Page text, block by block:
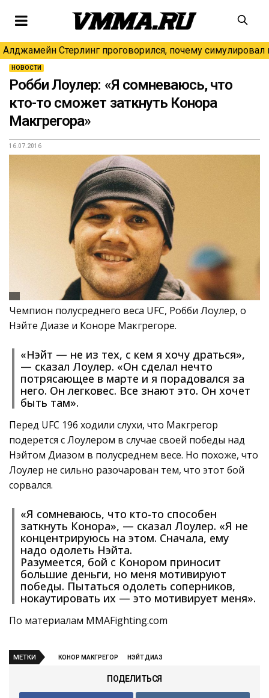
Алджамейн Стерлинг проговорился, почему симулировал
НОВОСТИ
Робби Лоулер: «Я сомневаюсь, что
кто-то сможет заткнуть Конора
Макгрегора»
16.07.2016
Чемпион полусреднего веса UFC, Робби Лоулер, о
Нэйте Диазе и Коноре Макгрегоре.
«Нэйт — не из тех, с кем я хочу драться»,
— сказал Лоулер. «Он сделал нечто
потрясающее в марте и я порадовался за
него. Он легковес. Все знают это. Он хочет
быть там».
Перед UFC 196 ходили слухи, что Макгрегор
подерется с Лоулером в случае своей победы над
Нэйтом Диазом в полусреднем весе. Но похоже, что
Лоулер не сильно разочарован тем, что этот бой
сорвался.
«Я сомневаюсь, что кто-то способен
заткнуть Конора», — сказал Лоулер. «Я не
концентрируюсь на этом. Сначала, ему
надо одолеть Нэйта.
Разумеется, бой с Конором приносит
большие деньги, но меня мотивируют
победы. Пытаться одолеть соперников,
нокаутировать их — это мотивирует меня».
По материалам MMAFighting.com
МЕТКИ КОНОР МАКГРЕГОР НЭЙТ ДИАЗ
ПОДЕЛИТЬСЯ